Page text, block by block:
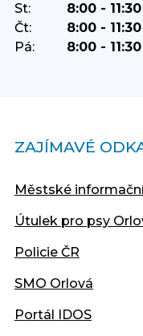
St:
8:00 -
Čt:
8:00 -
Pá:
8:00 -
ZAJÍMAVÉ
Městské
Útulek pro psy
Policie ČR
SMO Orlová
Portál IDOS